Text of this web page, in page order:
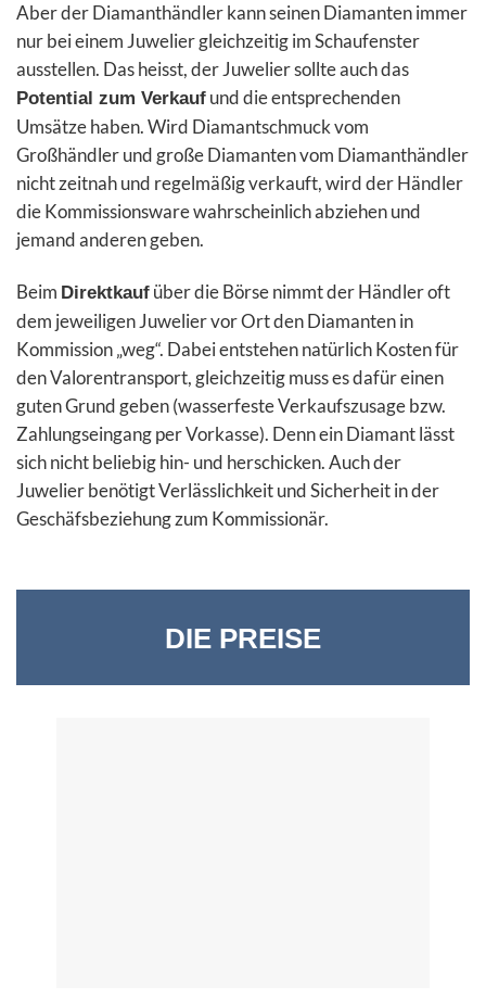
Aber der Diamanthändler kann seinen Diamanten immer
nur bei einem Juwelier gleichzeitig im Schaufenster
ausstellen. Das heisst, der Juwelier sollte auch das
Potential zum Verkauf und die entsprechenden
Umsätze haben. Wird Diamantschmuck vom
Großhändler und große Diamanten vom Diamanthändler
nicht zeitnah und regelmäßig verkauft, wird der Händler
die Kommissionsware wahrscheinlich abziehen und
jemand anderen geben.
Beim Direktkauf über die Börse nimmt der Händler oft
dem jeweiligen Juwelier vor Ort den Diamanten in
Kommission „weg“. Dabei entstehen natürlich Kosten für
den Valorentransport, gleichzeitig muss es dafür einen
guten Grund geben (wasserfeste Verkaufszusage bzw.
Zahlungseingang per Vorkasse). Denn ein Diamant lässt
sich nicht beliebig hin- und herschicken. Auch der
Juwelier benötigt Verlässlichkeit und Sicherheit in der
Geschäfsbeziehung zum Kommissionär.
DIE PREISE